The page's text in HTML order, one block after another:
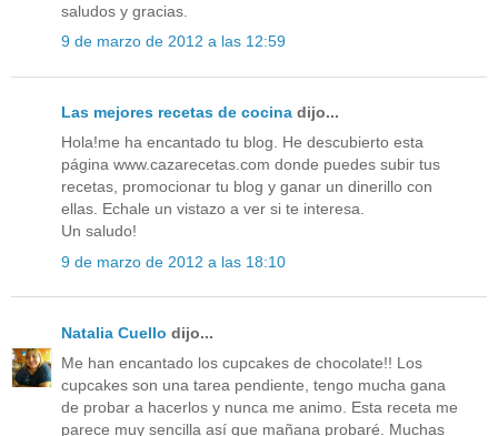
saludos y gracias.
9 de marzo de 2012 a las 12:59
Las mejores recetas de cocina dijo...
Hola!me ha encantado tu blog. He descubierto esta
página www.cazarecetas.com donde puedes subir tus
recetas, promocionar tu blog y ganar un dinerillo con
ellas. Echale un vistazo a ver si te interesa.
Un saludo!
9 de marzo de 2012 a las 18:10
Natalia Cuello dijo...
Me han encantado los cupcakes de chocolate!! Los
cupcakes son una tarea pendiente, tengo mucha gana
de probar a hacerlos y nunca me animo. Esta receta me
parece muy sencilla así que mañana probaré. Muchas